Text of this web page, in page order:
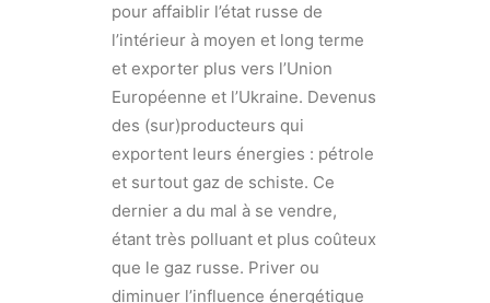
pour affaiblir l’état russe de
l’intérieur à moyen et long terme
et exporter plus vers l’Union
Européenne et l’Ukraine. Devenus
des (sur)producteurs qui
exportent leurs énergies : pétrole
et surtout gaz de schiste. Ce
dernier a du mal à se vendre,
étant très polluant et plus coûteux
que le gaz russe. Priver ou
diminuer l’influence énergétique